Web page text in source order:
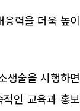
력을 더욱 높이
생술을 시행하면
인 교육과 홍보